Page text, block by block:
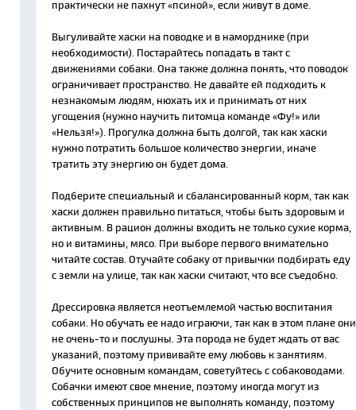
практически не пахнут «псиной», если живут в доме.
Выгуливайте хаски на поводке и в наморднике (при
необходимости). Постарайтесь попадать в такт с
движениями собаки. Она также должна понять, что поводок
ограничивает пространство. Не давайте ей подходить к
незнакомым людям, нюхать их и принимать от них
угощения (нужно научить питомца команде «Фу!» или
«Нельзя!»). Прогулка должна быть долгой, так как хаски
нужно потратить большое количество энергии, иначе
тратить эту энергию он будет дома.
Подберите специальный и сбалансированный корм, так как
хаски должен правильно питаться, чтобы быть здоровым и
активным. В рацион должны входить не только сухие корма,
но и витамины, мясо. При выборе первого внимательно
читайте состав. Отучайте собаку от привычки подбирать еду
с земли на улице, так как хаски считают, что все съедобно.
Дрессировка является неотъемлемой частью воспитания
собаки. Но обучать ее надо играючи, так как в этом плане они
не очень-то и послушны. Эта порода не будет ждать от вас
указаний, поэтому прививайте ему любовь к занятиям.
Обучите основным командам, советуйтесь с собаководами.
Собачки имеют свое мнение, поэтому иногда могут из
собственных принципов не выполнять команду, поэтому